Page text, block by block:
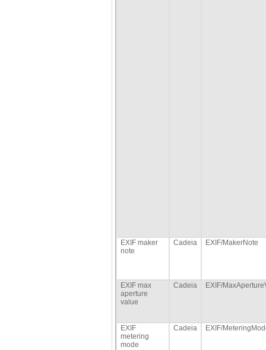
EXIF maker
note
Cadeia EXIF/MakerNote
EXIF max
aperture
value
Cadeia EXIF/
EXIF
metering
mode
Cadeia EXIF/